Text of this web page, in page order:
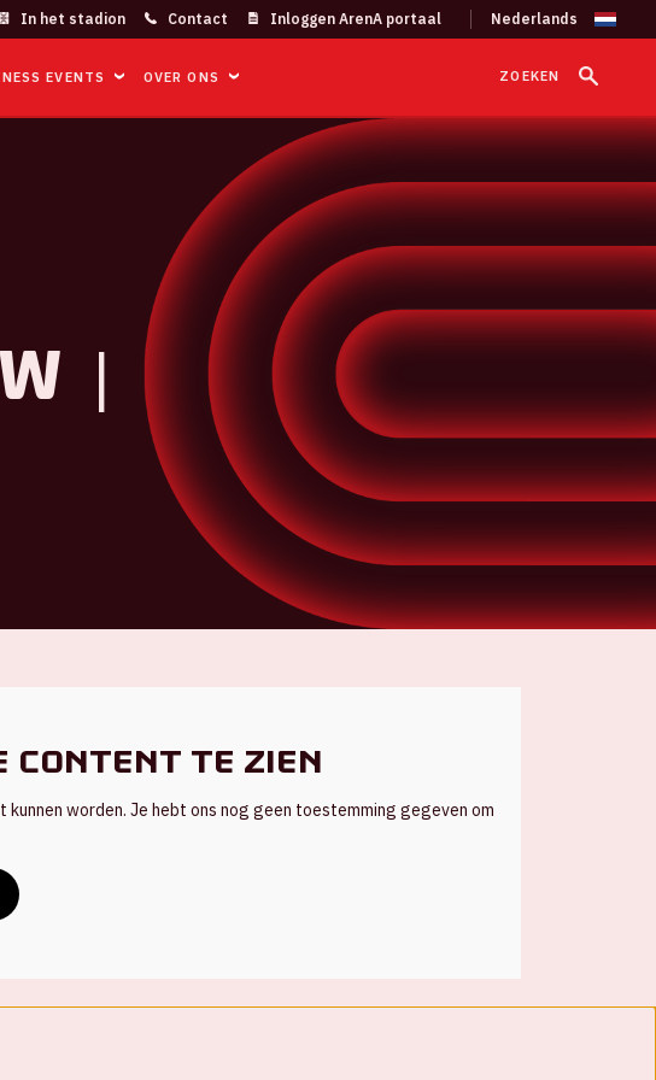
In het stadion Contact Inloggen ArenA portaal
EVENTS OVER ONS ZOEKEN
|
content te zien
worden. Je hebt ons nog geen toestemming gegeven om